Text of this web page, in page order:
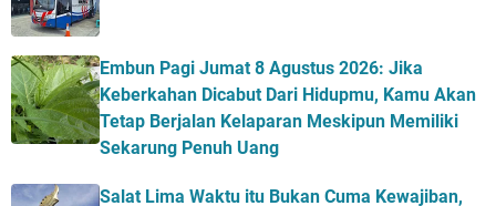
Embun Pagi Jumat 8 Agustus 2026: Jika
Keberkahan Dicabut Dari Hidupmu, Kamu Akan
Tetap Berjalan Kelaparan Meskipun Memiliki
Sekarung Penuh Uang
Salat Lima Waktu itu Bukan Cuma Kewajiban,